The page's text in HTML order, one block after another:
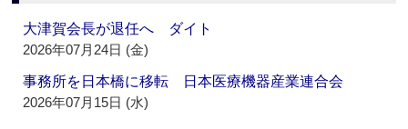
大津賀会長が退任へ ダイト
2026年07月24日 (金)
事務所を日本橋に移転 日本医療機器産業連合会
2026年07月15日 (水)